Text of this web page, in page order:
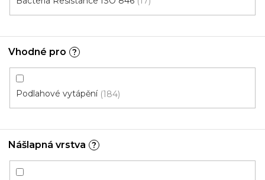
Vhodné pro ?
Podlahové vytápění 184
Nášlapná vrstva ?
735 Kč / m2
cena:
Clic 30V (plovoucí)
Akce